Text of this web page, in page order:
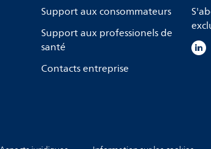
Support aux consommateurs
Support aux professionels de
santé
Contacts entreprise